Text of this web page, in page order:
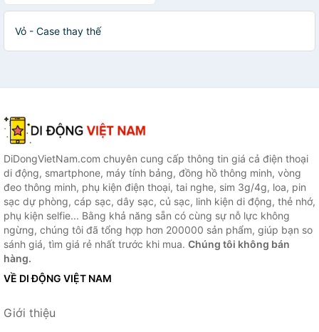
Vỏ - Case thay thế
DiDongVietNam.com chuyên cung cấp thông tin giá cả điện thoại
di động, smartphone, máy tính bảng, đồng hồ thông minh, vòng
đeo thông minh, phụ kiện điện thoại, tai nghe, sim 3g/4g, loa, pin
sạc dự phòng, cáp sạc, dây sạc, củ sạc, linh kiện di động, thẻ nhớ,
phụ kiện selfie... Bằng khả năng sẵn có cùng sự nỗ lực không
ngừng, chúng tôi đã tổng hợp hơn 200000 sản phẩm, giúp bạn so
sánh giá, tìm giá rẻ nhất trước khi mua. Chúng tôi không bán
hàng.
VỀ DI ĐỘNG VIỆT NAM
Giới thiệu